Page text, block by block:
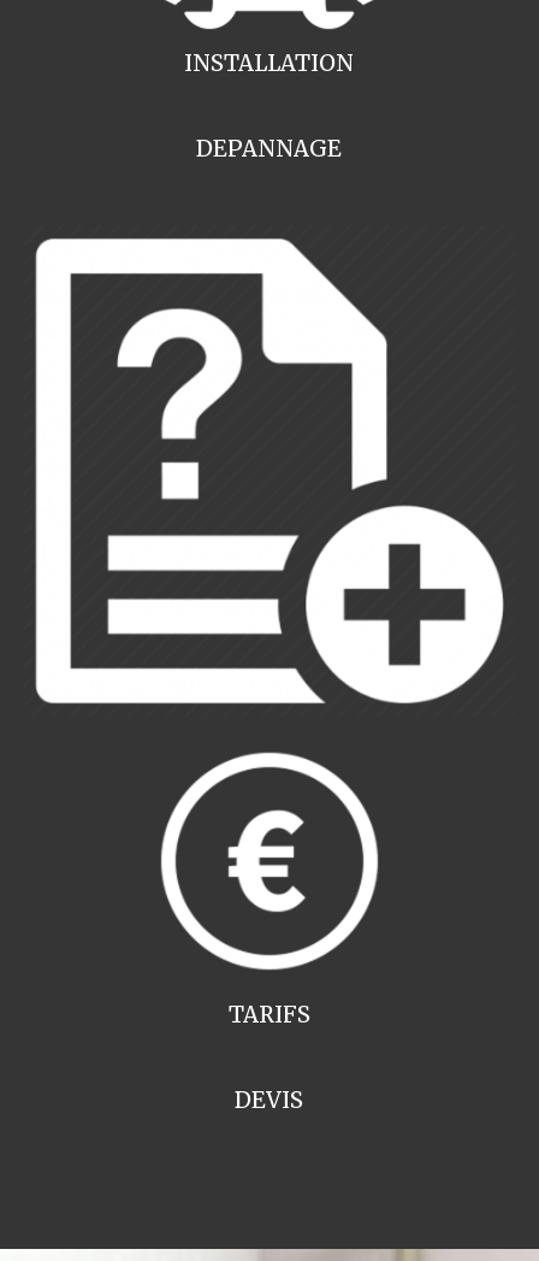
INSTALLATION
DEPANNAGE
TARIFS
DEVIS